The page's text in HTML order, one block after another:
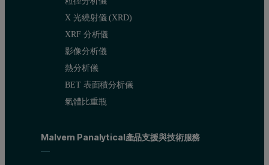
X 光繞射儀 (XRD)
XRF 分析儀
影像分析儀
熱分析儀
BET 表面積分析儀
氣體比重瓶
Malvern Panalytical產品支援與技術服務